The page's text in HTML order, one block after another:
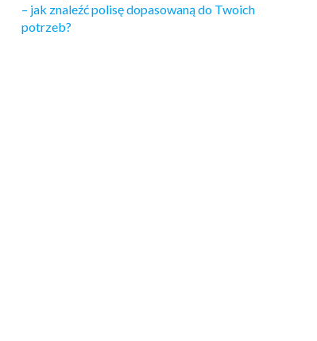
– jak znaleźć polisę dopasowaną do Twoich
potrzeb?